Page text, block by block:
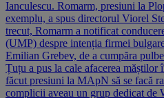
Ianculescu. Romarm, presiuni la
exemplu, a spus directorul Viorel
trecut, Romarm a notificat
(UMP) despre intenția firmei
Emilian Grebev, de a cumpăra
Țuțu a pus la cale afacerea măștilor
făcut presiuni la MApN să se facă
complicii aveau un grup dedicat de